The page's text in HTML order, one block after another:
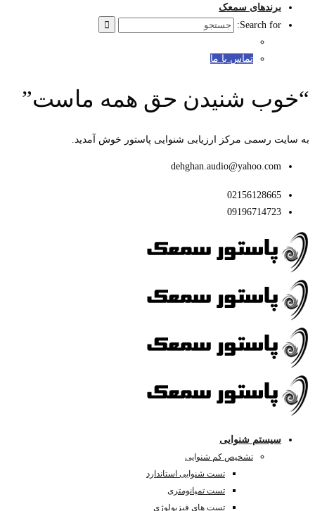
برندهای سمعک
Search for:
تماس با ما
“خوب شنیدن حق همه ماست”
به سایت رسمی مرکز ارزیابی شنوایی پاستور خوش آمدید.
dehghan.audio@yahoo.com
02156128665
09196714723
سیستم شنوایی
تشخیص کم شنوایی
تست شنوایی استاندارد
تست تمپانومتری
تست های فیزیولوژی